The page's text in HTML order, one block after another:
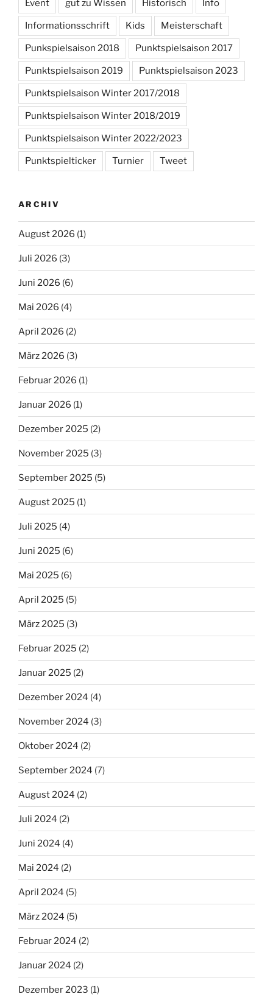
Event gut zu Wissen Historisch Info
Informationsschrift Kids Meisterschaft
Punkspielsaison 2018 Punktspielsaison 2017
Punktspielsaison 2019 Punktspielsaison 2023
Punktspielsaison Winter 2017/2018
Punktspielsaison Winter 2018/2019
Punktspielsaison Winter 2022/2023
Punktspielticker Turnier Tweet
ARCHIV
August 2026 (1)
Juli 2026 (3)
Juni 2026 (6)
Mai 2026 (4)
April 2026 (2)
März 2026 (3)
Februar 2026 (1)
Januar 2026 (1)
Dezember 2025 (2)
November 2025 (3)
September 2025 (5)
August 2025 (1)
Juli 2025 (4)
Juni 2025 (6)
Mai 2025 (6)
April 2025 (5)
März 2025 (3)
Februar 2025 (2)
Januar 2025 (2)
Dezember 2024 (4)
November 2024 (3)
Oktober 2024 (2)
September 2024 (7)
August 2024 (2)
Juli 2024 (2)
Juni 2024 (4)
Mai 2024 (2)
April 2024 (5)
März 2024 (5)
Februar 2024 (2)
Januar 2024 (2)
Dezember 2023 (1)